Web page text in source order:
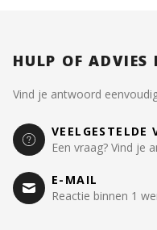
HULP OF ADVIES
Vind je antwoord
VEELGESTELDE
Een vraag? Vind je
E-MAIL
Reactie binnen 1